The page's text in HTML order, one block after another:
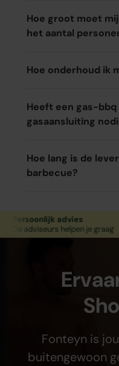
Hoe groot moet
het aantal
Hoe onderhoud ik
Heeft een gas-bbq
gasaansluiting
Hoe lang is de
barbecue?
advies
helpen je graag
Fonteyn is
buitengewoon